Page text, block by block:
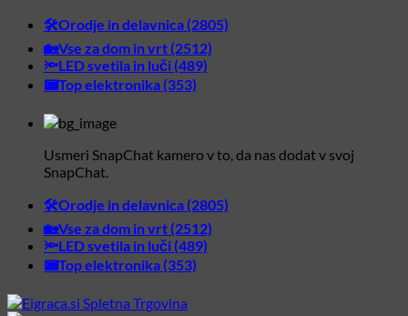
Skoči
vsebino
🛠️Orodje in delavnica (2805)
🏡Vse za dom in vrt (2512)
🔦LED svetila in luči (489)
📟Top elektronika (353)
Usmeri SnapChat kamero v to, da nas dodat v svoj
SnapChat.
🛠️Orodje in delavnica (2805)
🏡Vse za dom in vrt (2512)
🔦LED svetila in luči (489)
📟Top elektronika (353)